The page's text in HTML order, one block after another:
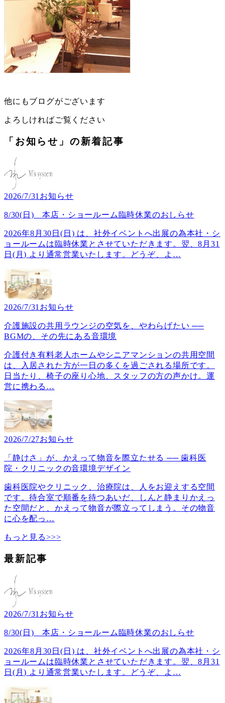
他にもブログがございます
よろしければご覧ください
「お知らせ」の新着記事
2026/7/31お知らせ
8/30(日) 本店・ショールーム臨時休業のおしらせ
2026年8月30日(日) は、社外イベントへ出展の為本社・シ
ョールームは臨時休業とさせていただきます。翌、8月31
日(月) より通常営業いたします。どうぞ、よ …
2026/7/31お知らせ
介護施設の共用ラウンジの空気を、やわらげたい ──
BGMの、その先にある音環境
介護付き有料老人ホームやシニアマンションの共用空間
は、入居された方が一日の多くを過ごされる場所です。
日当たり、椅子の座り心地、スタッフの方の声かけ。運
営に携わる …
2026/7/27お知らせ
「静けさ」が、かえって物音を際立たせる ── 歯科医
院・クリニックの音環境デザイン
歯科医院やクリニック、治療院は、人をお迎えする空間
です。待合室で順番を待つあいだ、しんと静まりかえっ
た空間だと、かえって物音が際立ってしまう。その物音
に心を配っ …
もっと見る>>>
最新記事
2026/7/31 お知らせ
8/30(日) 本店・ショールーム臨時休業のおしらせ
2026年8月30日(日) は、社外イベントへ出展の為本社・シ
ョールームは臨時休業とさせていただきます。翌、8月31
日(月) より通常営業いたします。どうぞ、よ …